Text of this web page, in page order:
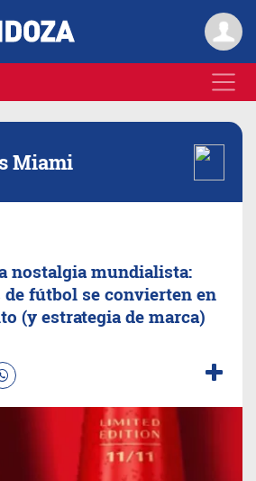
Miami
nostalgia mundialista:
de fútbol se convierten en
(y estrategia de marca)